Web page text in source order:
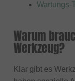
Wartungs-
Warum
Werkzeug?
Klar gibt es